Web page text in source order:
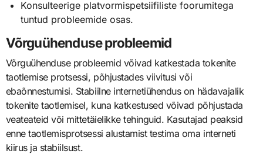
Konsulteerige platvormispetsiifiliste foorumitega
tuntud probleemide osas.
Võrguühenduse probleemid
Võrguühenduse probleemid võivad katkestada tokenite
taotlemise protsessi, põhjustades viivitusi või
ebaõnnestumisi. Stabiilne internetiühendus on hädavajalik
tokenite taotlemisel, kuna katkestused võivad põhjustada
veateateid või mittetäielikke tehinguid. Kasutajad peaksid
enne taotlemisprotsessi alustamist testima oma interneti
kiirus ja stabiilsust.